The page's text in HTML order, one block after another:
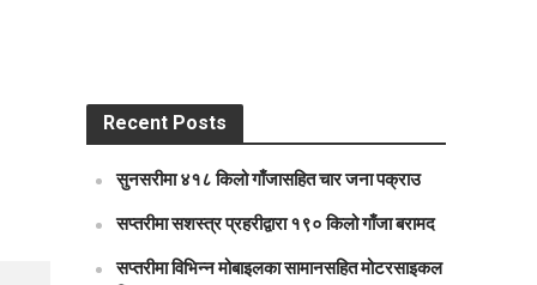
Recent Posts
सुनसरीमा ४१८ किलो गाँजासहित चार जना पक्राउ
सप्तरीमा सशस्त्र प्रहरीद्वारा १९० किलो गाँजा बरामद
सप्तरीमा विभिन्न मोबाइलका सामानसहित मोटरसाइकल